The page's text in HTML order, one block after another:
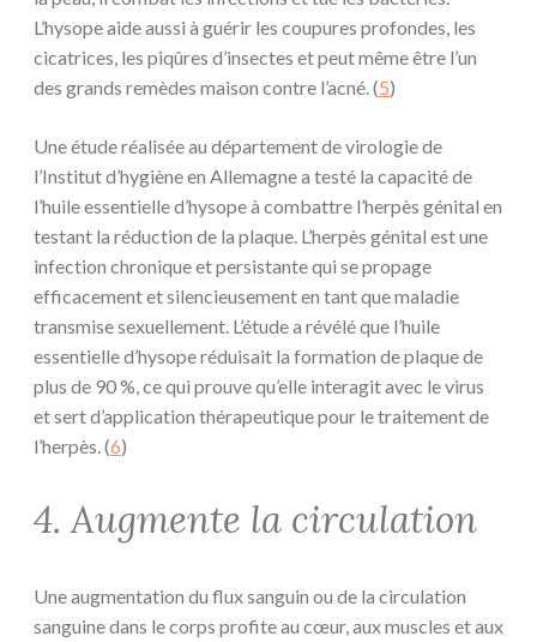
L’hysope aide aussi à guérir les coupures profondes, les
cicatrices, les piqûres d’insectes et peut même être l’un
des grands remèdes maison contre l’acné. (5)
Une étude réalisée au département de virologie de
l’Institut d’hygiène en Allemagne a testé la capacité de
l’huile essentielle d’hysope à combattre l’herpès génital en
testant la réduction de la plaque. L’herpès génital est une
infection chronique et persistante qui se propage
efficacement et silencieusement en tant que maladie
transmise sexuellement. L’étude a révélé que l’huile
essentielle d’hysope réduisait la formation de plaque de
plus de 90 %, ce qui prouve qu’elle interagit avec le virus
et sert d’application thérapeutique pour le traitement de
l’herpès. (6)
4. Augmente la circulation
Une augmentation du flux sanguin ou de la circulation
sanguine dans le corps profite au cœur, aux muscles et aux